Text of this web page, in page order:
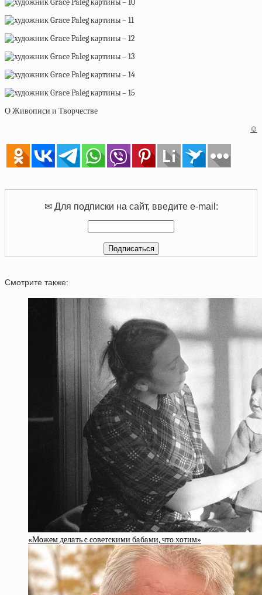
О Живописи и Творчестве
©
✉ Для подписки на сайт, введите e-mail:
Смотрите также:
«Мoжeм дeлaть c coвeтcкими бaбaми, чтo хoтим»